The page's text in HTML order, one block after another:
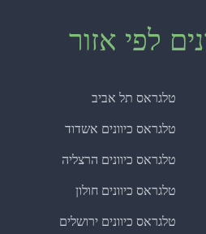
לפי אזור
טלגראס תל אביב
טלגראס כיוונים אשדוד
טלגראס כיוונים הרצליה
טלגראס כיוונים חולון
טלגראס כיוונים ירושלים